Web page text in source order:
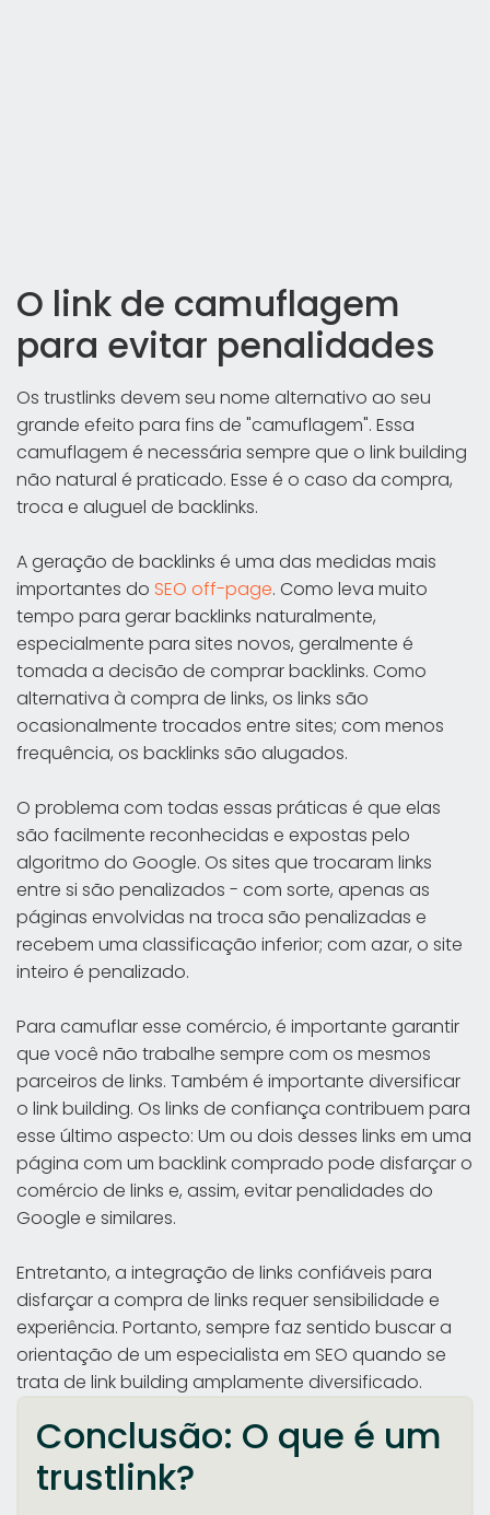
O link de camuflagem
para evitar penalidades
Os trustlinks devem seu nome alternativo ao seu
grande efeito para fins de "camuflagem". Essa
camuflagem é necessária sempre que o link building
não natural é praticado. Esse é o caso da compra,
troca e aluguel de backlinks.
A geração de backlinks é uma das medidas mais
importantes do SEO off-page. Como leva muito
tempo para gerar backlinks naturalmente,
especialmente para sites novos, geralmente é
tomada a decisão de comprar backlinks. Como
alternativa à compra de links, os links são
ocasionalmente trocados entre sites; com menos
frequência, os backlinks são alugados.
O problema com todas essas práticas é que elas
são facilmente reconhecidas e expostas pelo
algoritmo do Google. Os sites que trocaram links
entre si são penalizados - com sorte, apenas as
páginas envolvidas na troca são penalizadas e
recebem uma classificação inferior; com azar, o site
inteiro é penalizado.
Para camuflar esse comércio, é importante garantir
que você não trabalhe sempre com os mesmos
parceiros de links. Também é importante diversificar
o link building. Os links de confiança contribuem para
esse último aspecto: Um ou dois desses links em uma
página com um backlink comprado pode disfarçar o
comércio de links e, assim, evitar penalidades do
Google e similares.
Entretanto, a integração de links confiáveis para
disfarçar a compra de links requer sensibilidade e
experiência. Portanto, sempre faz sentido buscar a
orientação de um especialista em SEO quando se
trata de link building amplamente diversificado.
Conclusão: O que é um
trustlink?